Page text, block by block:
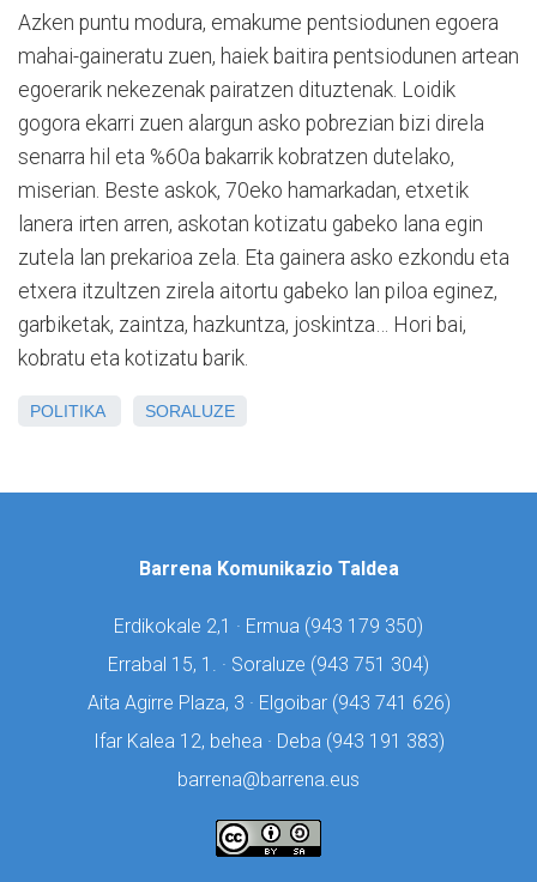
Azken puntu modura, emakume pentsiodunen egoera
mahai-gaineratu zuen, haiek baitira pentsiodunen artean
egoerarik nekezenak pairatzen dituztenak. Loidik
gogora ekarri zuen alargun asko pobrezian bizi direla
senarra hil eta %60a bakarrik kobratzen dutelako,
miserian. Beste askok, 70eko hamarkadan, etxetik
lanera irten arren, askotan kotizatu gabeko lana egin
zutela lan prekarioa zela. Eta gainera asko ezkondu eta
etxera itzultzen zirela aitortu gabeko lan piloa eginez,
garbiketak, zaintza, hazkuntza, joskintza… Hori bai,
kobratu eta kotizatu barik.
POLITIKA SORALUZE
Barrena Komunikazio Taldea
Erdikokale 2,1 · Ermua (943 179 350)
Errabal 15, 1. · Soraluze (943 751 304)
Aita Agirre Plaza, 3 · Elgoibar (943 741 626)
Ifar Kalea 12, behea · Deba (943 191 383)
barrena@barrena.eus